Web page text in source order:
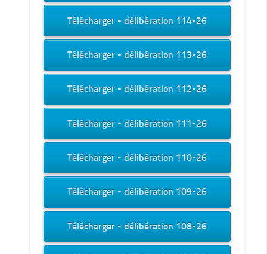
Télécharger - délibération 114-26
Télécharger - délibération 113-26
Télécharger - délibération 112-26
Télécharger - délibération 111-26
Télécharger - délibération 110-26
Télécharger - délibération 109-26
Télécharger - délibération 108-26